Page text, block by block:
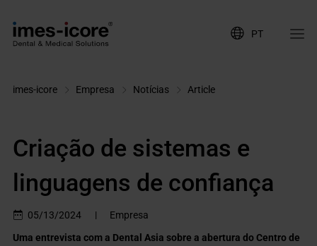
PT
imes-icore Empresa Notícias Article
Criação de sistemas e
linguagens de confiança
05/13/2024 |
Empresa
Uma entrevista com a Dental Asia sobre a abertura do Centro de